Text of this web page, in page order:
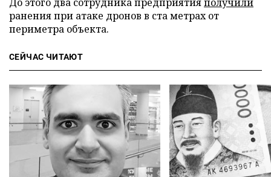
ранения при атаке дронов в ста метрах от
периметра объекта.
СЕЙЧАС ЧИТАЮТ